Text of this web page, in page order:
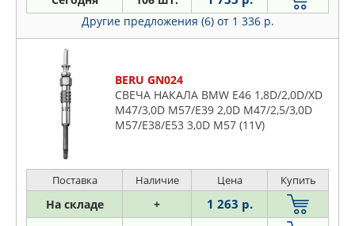
CWORKS
DENSO
EUROREPAR
FEBEST
FORD
HIDRIA
HKT
Daihatsu
Honda
Hummer
Isuzu
Iveco
Jaguar
Другие предложения (6) от 1 336 р.
BERU GN024
СВЕЧА НАКАЛА BMW E46 1,8D/2,0D/XD
M47/3,0D M57/E39 2,0D M47/2,5/3,0D
M57/E38/E53 3,0D M57 (11V)
Поставка Наличие Цена Купить
На складе + 1 263 р.